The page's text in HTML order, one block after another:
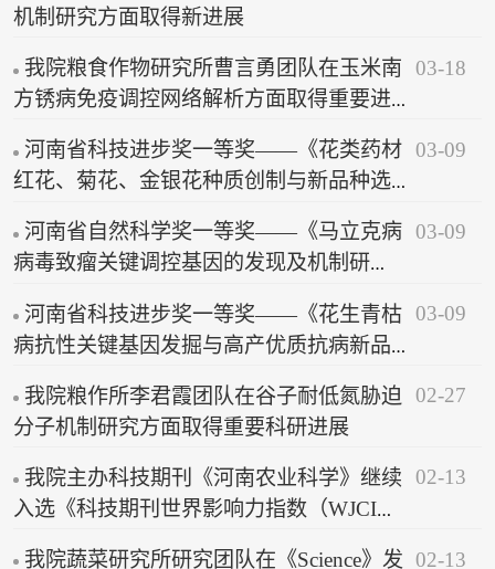
机制研究方面取得新进展
我院粮食作物研究所曹言勇团队在玉米南
方锈病免疫调控网络解析方面取得重要进
03-18
河南省科技进步奖一等奖——《花类药材
红花、菊花、金银花种质创制与新品种选
03-09
河南省自然科学奖一等奖——《马立克病
病毒致瘤关键调控基因的发现及机制研
03-09
河南省科技进步奖一等奖——《花生青枯
病抗性关键基因发掘与高产优质抗病新品
03-09
我院粮作所李君霞团队在谷子耐低氮胁迫
分子机制研究方面取得重要科研进展
02-27
我院主办科技期刊《河南农业科学》继续
入选《科技期刊世界影响力指数（WJCI）
02-13
我院蔬菜研究所研究团队在《Science》发 02-13